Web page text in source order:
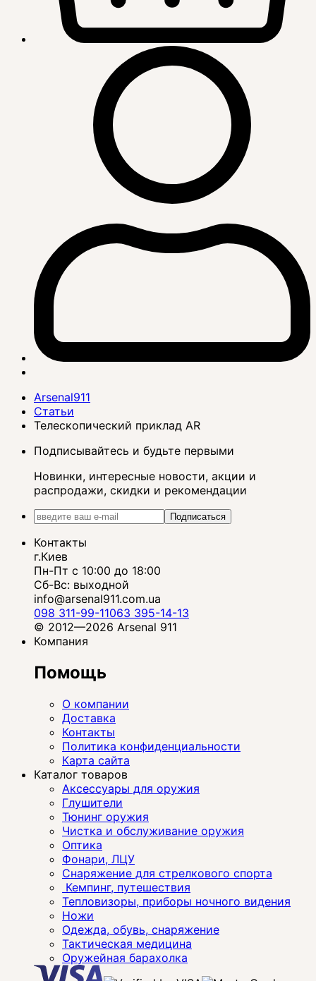
Arsenal911
Статьи
Телескопический приклад AR
Подписывайтесь и будьте первыми
Новинки, интересные новости, акции и
распродажи, скидки и рекомендации
Подписаться
Контакты
г.Киев
Пн-Пт с 10:00 до 18:00
Сб-Вс: выходной
info@arsenal911.com.ua
098 311-99-11063 395-14-13
© 2012—2026 Arsenal 911
Компания
Помощь
О компании
Доставка
Контакты
Политика конфиденциальности
Карта сайта
Каталог товаров
Аксессуары для оружия
Глушители
Тюнинг оружия
Чистка и обслуживание оружия
Оптика
Фонари, ЛЦУ
Снаряжение для стрелкового спорта
Кемпинг, путешествия
Тепловизоры, приборы ночного видения
Ножи
Одежда, обувь, снаряжение
Тактическая медицина
Оружейная барахолка